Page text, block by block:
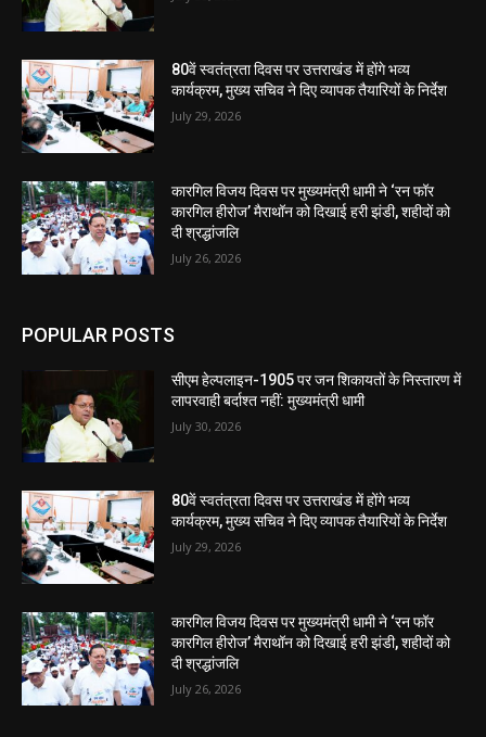
80वें स्वतंत्रता दिवस पर उत्तराखंड में होंगे भव्य
कार्यक्रम, मुख्य सचिव ने दिए व्यापक तैयारियों के निर्देश
July 29, 2026
कारगिल विजय दिवस पर मुख्यमंत्री धामी ने ‘रन फॉर
कारगिल हीरोज’ मैराथॉन को दिखाई हरी झंडी, शहीदों को
दी श्रद्धांजलि
July 26, 2026
POPULAR POSTS
सीएम हेल्पलाइन-1905 पर जन शिकायतों के निस्तारण में
लापरवाही बर्दाश्त नहीं: मुख्यमंत्री धामी
July 30, 2026
80वें स्वतंत्रता दिवस पर उत्तराखंड में होंगे भव्य
कार्यक्रम, मुख्य सचिव ने दिए व्यापक तैयारियों के निर्देश
July 29, 2026
कारगिल विजय दिवस पर मुख्यमंत्री धामी ने ‘रन फॉर
कारगिल हीरोज’ मैराथॉन को दिखाई हरी झंडी, शहीदों को
दी श्रद्धांजलि
July 26, 2026